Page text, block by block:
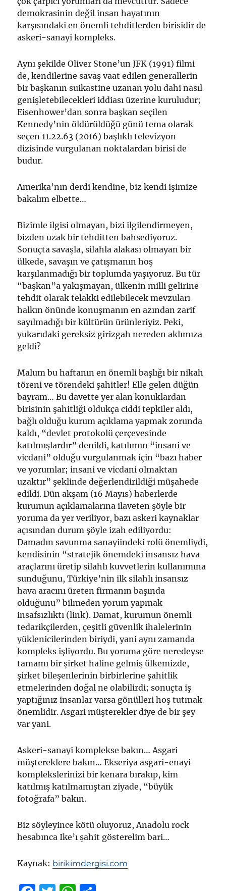
demokrasinin değil insan hayatının
karşısındaki en önemli tehditlerden birisidir de
askeri-sanayi kompleks.
Aynı şekilde Oliver Stone’un JFK (1991) filmi
de, kendilerine savaş vaat edilen generallerin
bir başkanın suikastine uzanan yolu dahi nasıl
genişletebilecekleri iddiası üzerine kuruludur;
Eisenhower’dan sonra başkan seçilen
Kennedy’nin öldürüldüğü günü tema olarak
seçen 11.22.63 (2016) başlıklı televizyon
dizisinde vurgulanan noktalardan birisi de
budur.
Amerika’nın derdi kendine, biz kendi işimize
bakalım elbette…
Bizimle ilgisi olmayan, bizi ilgilendirmeyen,
bizden uzak bir tehditten bahsediyoruz.
Sonuçta savaşla, silahla alakası olmayan bir
ülkede, savaşın ve çatışmanın hoş
karşılanmadığı bir toplumda yaşıyoruz. Bu tür
“başkan”a yakışmayan, ülkenin milli gelirine
tehdit olarak telakki edilebilecek mevzuları
halkın önünde konuşmanın en azından zarif
sayılmadığı bir kültürün ürünleriyiz. Peki,
yukarıdaki gereksiz girizgah nereden aklımıza
geldi?
Malum bu haftanın en önemli başlığı bir nikah
töreni ve törendeki şahitler! Elle gelen düğün
bayram… Bu davette yer alan konuklardan
birisinin şahitliği oldukça ciddi tepkiler aldı,
bağlı olduğu kurum açıklama yapmak zorunda
kaldı, “devlet protokolü çerçevesinde
katılmışlardır” denildi, katılımın “insani ve
vicdani” olduğu vurgulanmak için “bazı haber
ve yorumlar; insani ve vicdani olmaktan
uzaktır” şeklinde değerlendirildiği müşahede
edildi. Dün akşam (16 Mayıs) haberlerde
kurumun açıklamalarına ilaveten şöyle bir
yoruma da yer veriliyor, bazı askeri kaynaklar
açısından durum şöyle izah ediliyordu:
Damadın savunma sanayiindeki rolü önemliydi,
kendisinin “stratejik önemdeki insansız hava
araçlarını üretip silahlı kuvvetlerin kullanımına
sunduğunu, Türkiye’nin ilk silahlı insansız
hava aracını üreten firmanın başında
olduğunu” bilmeden yorum yapmak
insafsızlıktı (link). Damat, kurumun önemli
tedarikçilerden, çeşitli güvenlik ihalelerinin
yüklenicilerinden biriydi, yani aynı zamanda
kompleks işliyordu. Bu yoruma göre neredeyse
tamamı bir şirket haline gelmiş ülkemizde,
şirket bileşenlerinin birbirlerine şahitlik
etmelerinden doğal ne olabilirdi; sonuçta iş
yaptığınız insanlar varsa gönülleri hoş tutmak
önemlidir. Asgari müşterekler diye de bir şey
var yani.
Askeri-sanayi komplekse bakın… Asgari
müştereklere bakın… Ekseriya asgari-enayi
komplekslerinizi bir kenara bırakıp, kim
katılmış katılmamıştan ziyade, “büyük
fotoğrafa” bakın.
Biz söyleyince kötü oluyoruz, Anadolu rock
hesabınca Ike’ı şahit gösterelim bari…
Kaynak: birikimdergisi.com